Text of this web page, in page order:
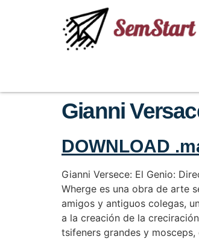
Gianni
DOWNLOAD
Gianni Versece: El Genio:
Wherge es una obra de arte
amigos y antiguos colegas,
a la creación de la
tsifeners grandes y